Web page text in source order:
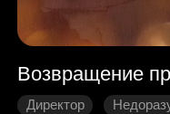
Возвращение
Директор